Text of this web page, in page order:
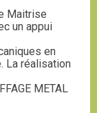
Maitrise
un appui
en
La réalisation
METAL